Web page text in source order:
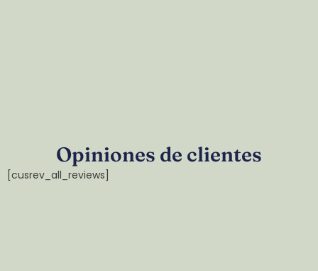
Opiniones de clientes
[cusrev_all_reviews]